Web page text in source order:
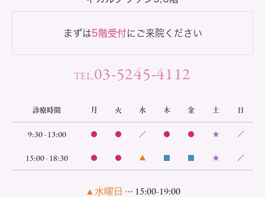
まずは5階受付にご来院ください
TEL,03-5245-4112
診療時間 月 火 水 木 金 土 日
9:30 - 13:00 ● ● ／ ● ● ★ ／
15:00 - 18:30 ● ● ▲ ★ ／
▲水曜日 … 15:00-19:00